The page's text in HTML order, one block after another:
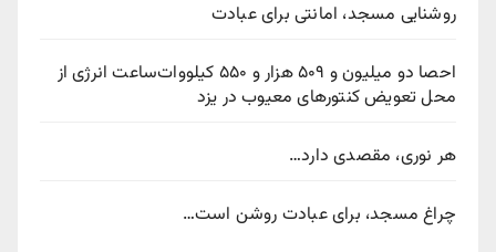
روشنایی مسجد، امانتی برای عبادت
احصا دو میلیون و ۵۰۹ هزار و ۵۵۰ کیلووات‌ساعت انرژی از
محل تعویض کنتورهای معیوب در یزد
هر نوری، مقصدی دارد…
چراغ مسجد، برای عبادت روشن است…